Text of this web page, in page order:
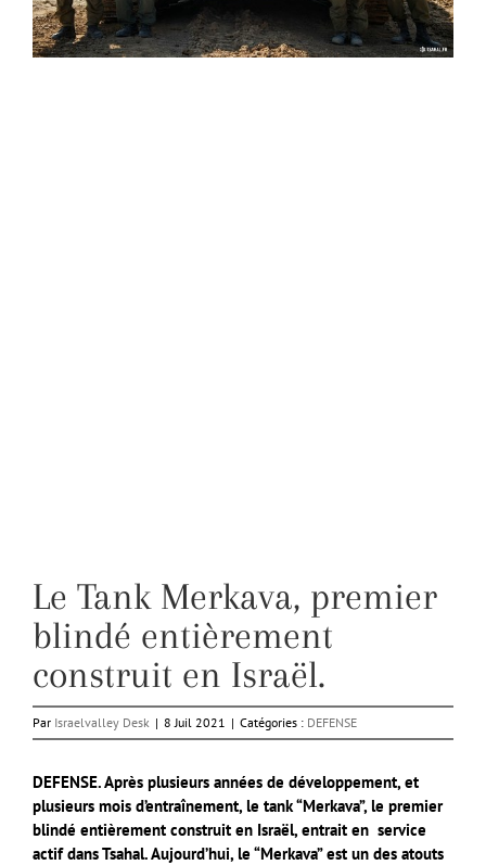
Le Tank Merkava, premier
blindé entièrement
construit en Israël.
Par Israelvalley Desk | 8 Juil 2021 | Catégories : DEFENSE
DEFENSE. Après plusieurs années de développement, et
plusieurs mois d’entraînement, le tank “Merkava”, le premier
blindé entièrement construit en Israël, entrait en service
actif dans Tsahal. Aujourd’hui, le “Merkava” est un des atouts